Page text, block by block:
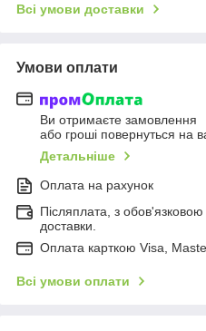
Всі умови доставки
Умови оплати
Ви отримаєте замовлення
або гроші повернуться на
Детальніше
Оплата на рахунок
Післяплата, з
доставки.
Оплата карткою Visa,
Всі умови оплати